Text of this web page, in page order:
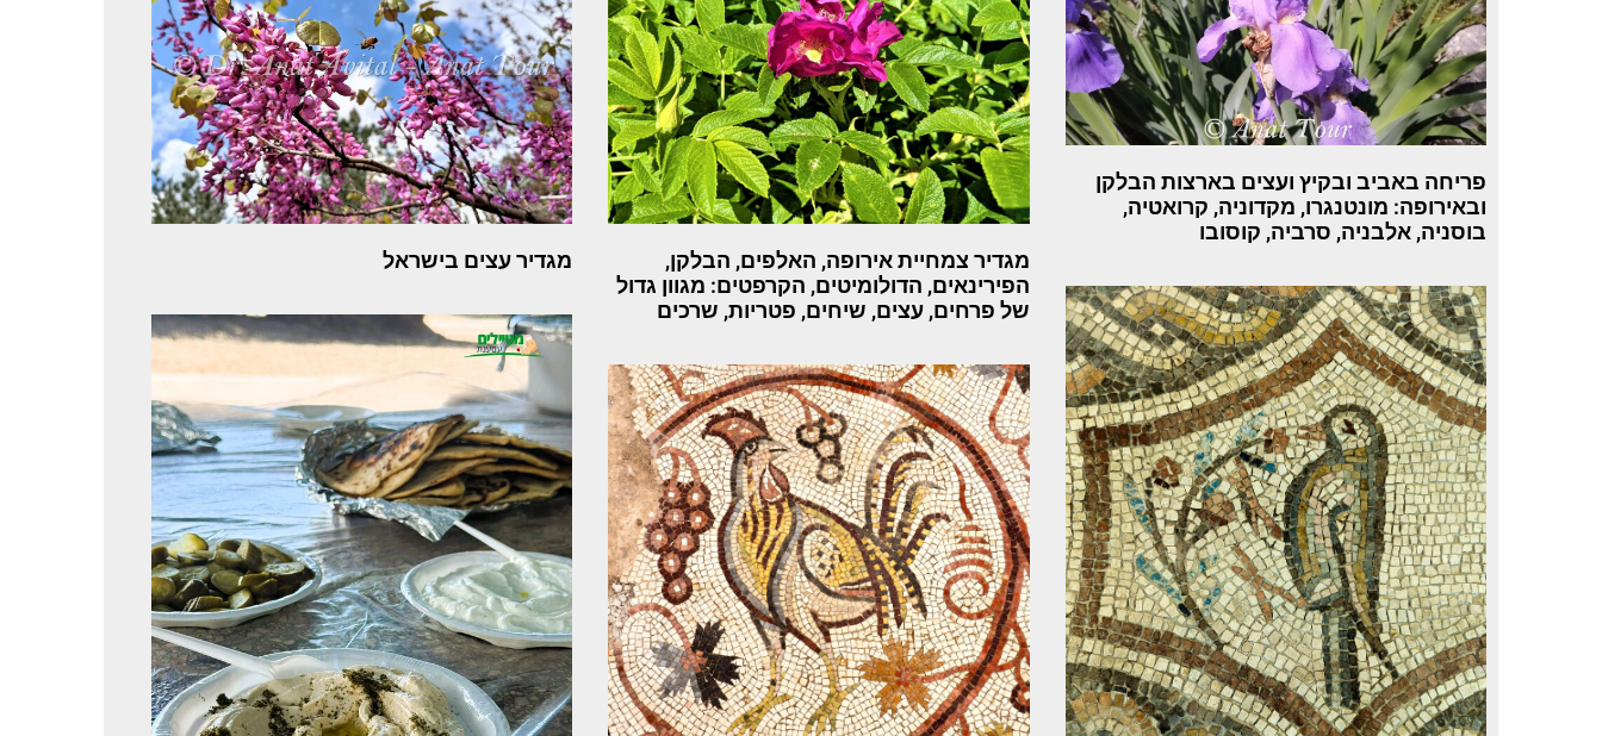
פריחה באביב ובקיץ ועצים בארצות הבלקן
ובאירופה: מונטנגרו, מקדוניה, קרואטיה,
בוסניה, אלבניה, סרביה, קוסובו
מגדיר צמחיית אירופה, האלפים, הבלקן,
הפירינאים, הדולומיטים, הקרפטים: מגוון גדול
של פרחים, עצים, שיחים, פטריות, שרכים
מגדיר עצים בישראל